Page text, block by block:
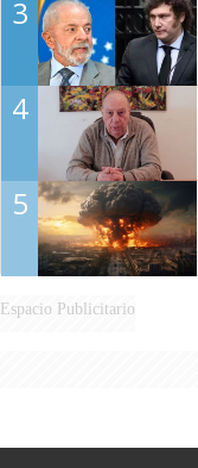
3
4
5
Espacio Publicitario